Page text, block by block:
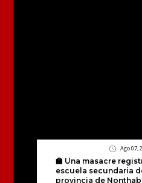
Ago 07,
🏫 Una masacre
escuela secundaria
provincia de